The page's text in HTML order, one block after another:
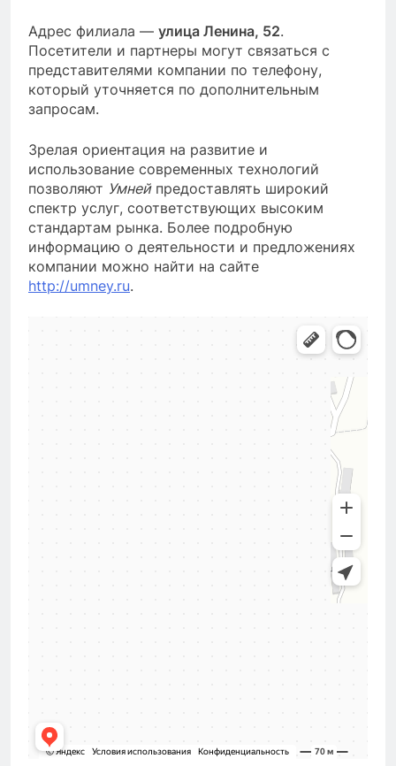
Адрес филиала — улица Ленина, 52.
Посетители и партнеры могут связаться с
представителями компании по телефону,
который уточняется по дополнительным
запросам.
Зрелая ориентация на развитие и
использование современных технологий
позволяют Умнейпредоставлять широкий
спектр услуг, соответствующих высоким
стандартам рынка. Более подробную
информацию о деятельности и предложениях
компании можно найти на сайте
http://umney.ru.